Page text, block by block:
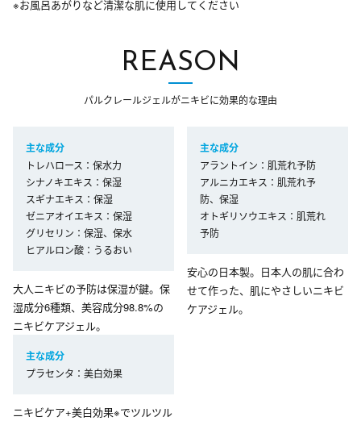
※お風呂あがりなど清潔な肌に使用してください
REASON
パルクレールジェルがニキビに効果的な理由
主な成分
トレハロース：保水力
シナノキエキス：保湿
スギナエキス：保湿
ゼニアオイエキス：保湿
グリセリン：保湿、保水
ヒアルロン酸：うるおい
大人ニキビの予防は保湿が鍵。保
湿成分6種類、美容成分98.8%の
ニキビケアジェル。
主な成分
アラントイン：肌荒れ予防
アルニカエキス：肌荒れ予
防、保湿
オトギリソウエキス：肌荒れ
予防
安心の日本製。日本人の肌に合わ
せて作った、肌にやさしいニキビ
ケアジェル。
主な成分
プラセンタ：美白効果
ニキビケア+美白効果※でツルツル